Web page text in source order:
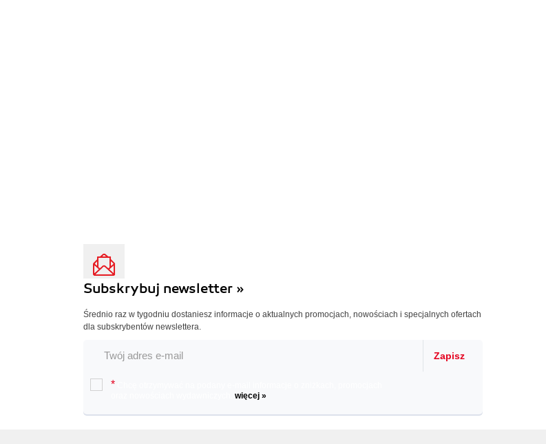
Subskrybuj newsletter »
Średnio raz w tygodniu dostaniesz informacje o aktualnych promocjach, nowościach i specjalnych ofertach
dla subskrybentów newslettera.
Zapisz
*
więcej »